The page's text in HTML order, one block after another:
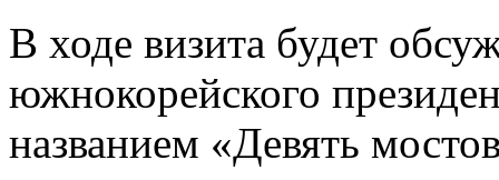
В ходе визита будет
южнокорейского
названием «Девять